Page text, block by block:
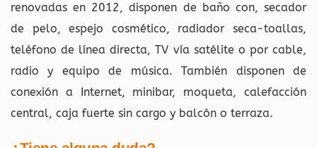
renovadas en 2012, disponen de baño con, secador
de pelo, espejo cosmético, radiador seca-toallas,
teléfono de línea directa, TV vía satélite o por cable,
radio y equipo de música. También disponen de
conexión a Internet, minibar, moqueta, calefacción
central, caja fuerte sin cargo y balcón o terraza.